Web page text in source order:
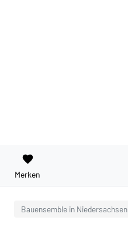
favorite
Merken
Bauensemble in Niedersachsen